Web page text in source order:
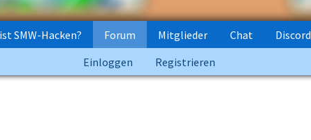
SMW-Hacken? Forum Mitglieder Chat Discord
Einloggen
Registrieren